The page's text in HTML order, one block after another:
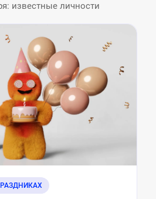
известные личности